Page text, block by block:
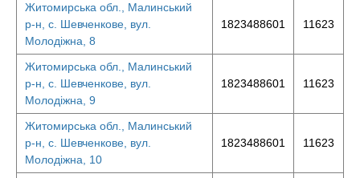
Житомирська обл., Малинський
р-н, с. Шевченкове, вул.
Молодіжна, 8
1823488601 11623
Житомирська обл., Малинський
р-н, с. Шевченкове, вул.
Молодіжна, 9
1823488601 11623
Житомирська обл., Малинський
р-н, с. Шевченкове, вул.
Молодіжна, 10
1823488601 11623